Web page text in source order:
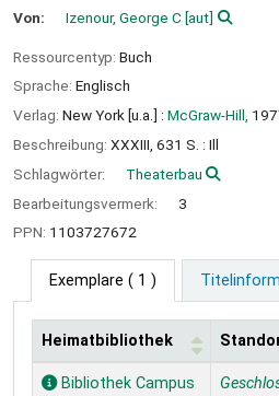
Von: Izenour, George C [aut]
Ressourcentyp: Buch
Sprache: Englisch
Verlag: New York [u.a.] : McGraw-Hill,
Beschreibung: XXXIII, 631 S. : Ill
Schlagwörter:
Theaterbau
Bearbeitungsvermerk:
3
PPN: 1103727672
Exemplare ( 1 )
Exemplare
Heimatbibliothek
Bibliothek Campus